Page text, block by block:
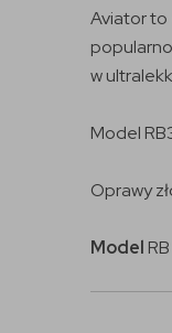
Aviator to
w
Model
Oprawy
Model